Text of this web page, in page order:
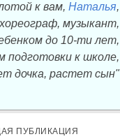
к вам, Наталья,
музыкант,
до 10-ти лет,
подготовки к школе,
дочка, растет сын"
ПУБЛИКАЦИЯ